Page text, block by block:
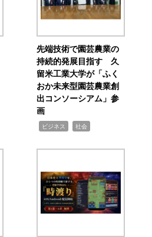
先端技術で園芸農業の
持続的発展目指す 久
留米工業大学が「ふく
おか未来型園芸農業創
出コンソーシアム」参
画
ビジネス 社会